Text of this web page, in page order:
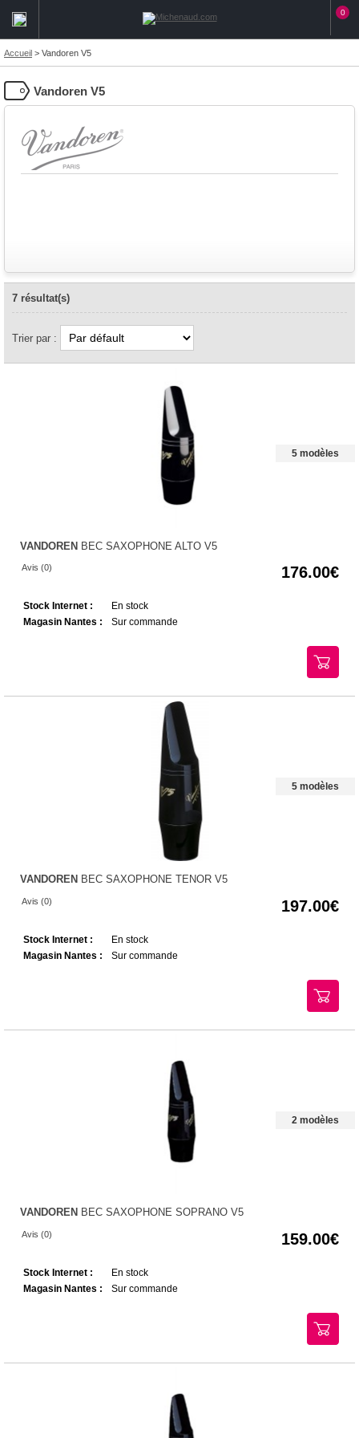
0
Accueil > Vandoren V5
Vandoren V5
7 résultat(s)
Trier par :
5 modèles
VANDOREN BEC SAXOPHONE ALTO V5
Avis (0) 176.00
Stock Internet :
En stock
Magasin Nantes :
Sur commande
5 modèles
VANDOREN BEC SAXOPHONE TENOR V5
Avis (0) 197.00
Stock Internet :
En stock
Magasin Nantes :
Sur commande
2 modèles
VANDOREN BEC SAXOPHONE SOPRANO V5
Avis (0) 159.00
Stock Internet :
En stock
Magasin Nantes :
Sur commande